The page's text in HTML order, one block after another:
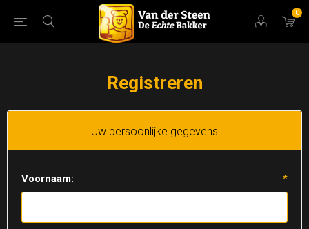
0
Registreren
Uw persoonlijke gegevens
Voornaam: *